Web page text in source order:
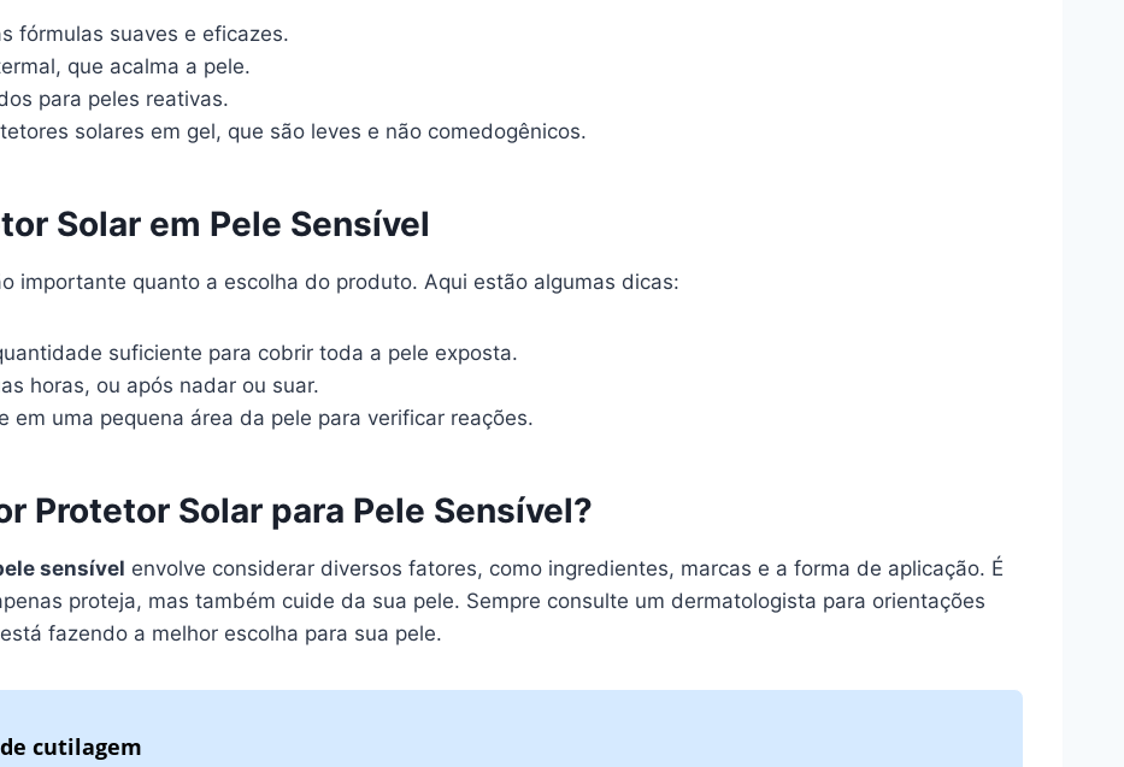
fórmulas suaves e eficazes.
que acalma a pele.
para peles reativas.
solares em gel, que são leves e não comedogênicos.
Solar em Pele Sensível
importante quanto a escolha do produto. Aqui estão algumas dicas:
suficiente para cobrir toda a pele exposta.
horas, ou após nadar ou suar.
em uma pequena área da pele para verificar reações.
Protetor Solar para Pele Sensível?
sensível envolve considerar diversos fatores, como ingredientes, marcas e a forma de aplicação. É
proteja, mas também cuide da sua pele. Sempre consulte um dermatologista para orientações
fazendo a melhor escolha para sua pele.
cutilagem